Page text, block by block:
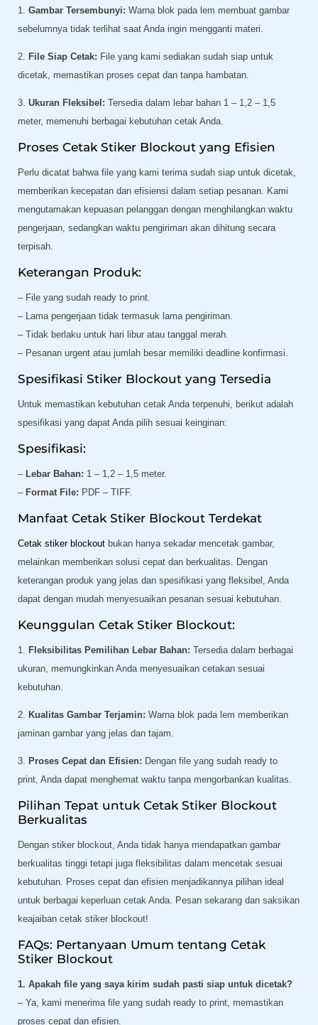
1. Gambar Tersembunyi: Warna blok pada lem membuat gambar
sebelumnya tidak terlihat saat Anda ingin mengganti materi.
2. File Siap Cetak: File yang kami sediakan sudah siap untuk
dicetak, memastikan proses cepat dan tanpa hambatan.
3. Ukuran Fleksibel: Tersedia dalam lebar bahan 1 – 1,2 – 1,5
meter, memenuhi berbagai kebutuhan cetak Anda.
Proses Cetak Stiker Blockout yang Efisien
Perlu dicatat bahwa file yang kami terima sudah siap untuk dicetak,
memberikan kecepatan dan efisiensi dalam setiap pesanan. Kami
mengutamakan kepuasan pelanggan dengan menghilangkan waktu
pengerjaan, sedangkan waktu pengiriman akan dihitung secara
terpisah.
Keterangan Produk:
– File yang sudah ready to print.
– Lama pengerjaan tidak termasuk lama pengiriman.
– Tidak berlaku untuk hari libur atau tanggal merah.
– Pesanan urgent atau jumlah besar memiliki deadline konfirmasi.
Spesifikasi Stiker Blockout yang Tersedia
Untuk memastikan kebutuhan cetak Anda terpenuhi, berikut adalah
spesifikasi yang dapat Anda pilih sesuai keinginan:
Spesifikasi:
– Lebar Bahan: 1 – 1,2 – 1,5 meter.
– Format File: PDF – TIFF.
Manfaat Cetak Stiker Blockout Terdekat
Cetak stiker blockout bukan hanya sekadar mencetak gambar,
melainkan memberikan solusi cepat dan berkualitas. Dengan
keterangan produk yang jelas dan spesifikasi yang fleksibel, Anda
dapat dengan mudah menyesuaikan pesanan sesuai kebutuhan.
Keunggulan Cetak Stiker Blockout:
1. Fleksibilitas Pemilihan Lebar Bahan: Tersedia dalam berbagai
ukuran, memungkinkan Anda menyesuaikan cetakan sesuai
kebutuhan.
2. Kualitas Gambar Terjamin: Warna blok pada lem memberikan
jaminan gambar yang jelas dan tajam.
3. Proses Cepat dan Efisien: Dengan file yang sudah ready to
print, Anda dapat menghemat waktu tanpa mengorbankan kualitas.
Pilihan Tepat untuk Cetak Stiker Blockout
Berkualitas
Dengan stiker blockout, Anda tidak hanya mendapatkan gambar
berkualitas tinggi tetapi juga fleksibilitas dalam mencetak sesuai
kebutuhan. Proses cepat dan efisien menjadikannya pilihan ideal
untuk berbagai keperluan cetak Anda. Pesan sekarang dan saksikan
keajaiban cetak stiker blockout!
FAQs: Pertanyaan Umum tentang Cetak
Stiker Blockout
1. Apakah file yang saya kirim sudah pasti siap untuk dicetak?
– Ya, kami menerima file yang sudah ready to print, memastikan
proses cepat dan efisien.